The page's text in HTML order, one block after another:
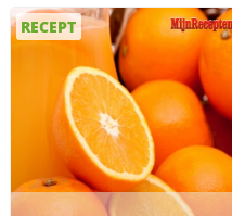
RECEPT